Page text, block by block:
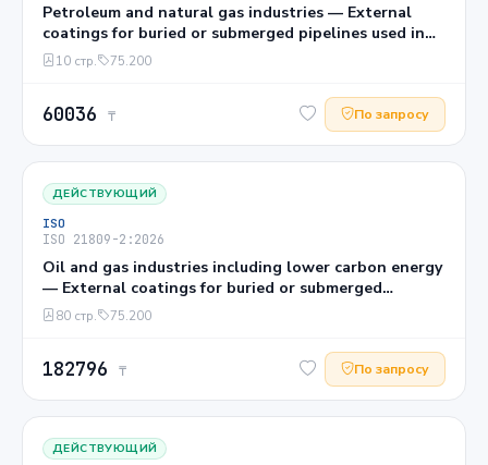
Petroleum and natural gas industries — External
coatings for buried or submerged pipelines used in
pipeline transportation systems — Part 3: Field joint
coatings AMENDMENT 1: Introduction of mesh-
10 стр. 75.200
60036 ₸ По запросу
ДЕЙСТВУЮЩИЙ
ISO
ISO 21809-2:2026
Oil and gas industries including lower carbon energy
— External coatings for buried or submerged
pipelines used in pipeline transportation systems —
Part 2: Single-layer fusion-bonded epoxy coatings
80 стр. 75.200
182796 ₸ По запросу
ДЕЙСТВУЮЩИЙ